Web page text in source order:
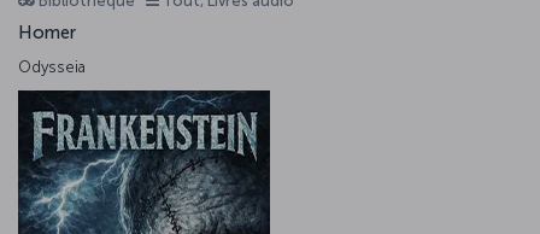
Homer
Odysseia